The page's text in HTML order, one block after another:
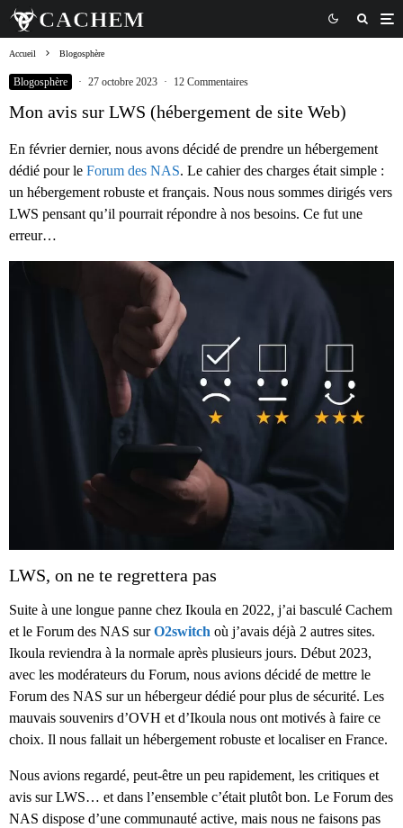
Accueil Blogosphère
Blogosphère · 27 octobre 2023 · 12 Commentaires
Mon avis sur LWS (hébergement de site Web)
En février dernier, nous avons décidé de prendre un hébergement
dédié pour le Forum des NAS. Le cahier des charges était simple :
un hébergement robuste et français. Nous nous sommes dirigés vers
LWS pensant qu’il pourrait répondre à nos besoins. Ce fut une
erreur…
LWS, on ne te regrettera pas
Suite à une longue panne chez Ikoula en 2022, j’ai basculé Cachem
et le Forum des NAS surO2switch où j’avais déjà 2 autres sites.
Ikoula reviendra à la normale après plusieurs jours. Début 2023,
avec les modérateurs du Forum, nous avions décidé de mettre le
Forum des NAS sur un hébergeur dédié pour plus de sécurité. Les
mauvais souvenirs d’OVH et d’Ikoula nous ont motivés à faire ce
choix. Il nous fallait un hébergement robuste et localiser en France.
Nous avions regardé, peut-être un peu rapidement, les critiques et
avis sur LWS… et dans l’ensemble c’était plutôt bon. Le Forum des
NAS dispose d’une communauté active, mais nous ne faisons pas